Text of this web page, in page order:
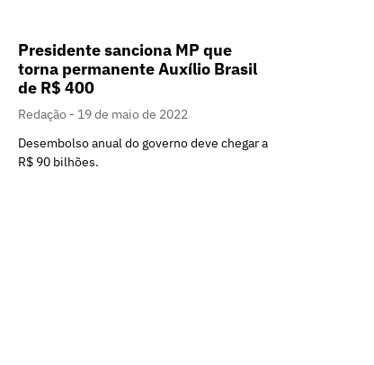
Presidente sanciona MP que
torna permanente Auxílio Brasil
de R$ 400
Redação
19 de maio de 2022
Desembolso anual do governo deve chegar a
R$ 90 bilhões.